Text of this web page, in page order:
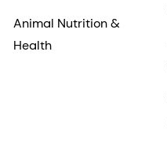
Animal Nutrition &
Health